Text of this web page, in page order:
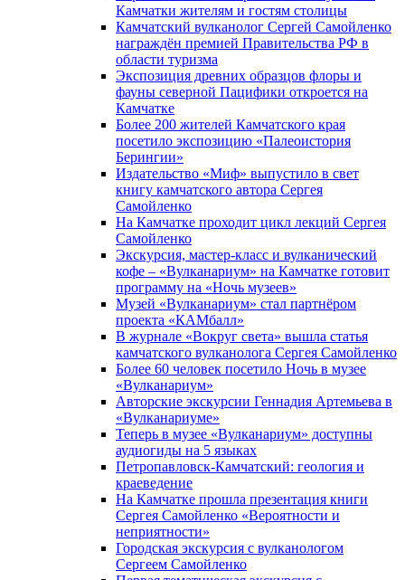
Камчатки жителям и гостям столицы
Камчатский вулканолог Сергей Самойленко
награждён премией Правительства РФ в
области туризма
Экспозиция древних образцов флоры и
фауны северной Пацифики откроется на
Камчатке
Более 200 жителей Камчатского края
посетило экспозицию «Палеоистория
Берингии»
Издательство «Миф» выпустило в свет
книгу камчатского автора Сергея
Самойленко
На Камчатке проходит цикл лекций Сергея
Самойленко
Экскурсия, мастер-класс и вулканический
кофе – «Вулканариум» на Камчатке готовит
программу на «Ночь музеев»
Музей «Вулканариум» стал партнёром
проекта «КАМбалл»
В журнале «Вокруг света» вышла статья
камчатского вулканолога Сергея Самойленко
Более 60 человек посетило Ночь в музее
«Вулканариум»
Авторские экскурсии Геннадия Артемьева в
«Вулканариуме»
Теперь в музее «Вулканариум» доступны
аудиогиды на 5 языках
Петропавловск-Камчатский: геология и
краеведение
На Камчатке прошла презентация книги
Сергея Самойленко «Вероятности и
неприятности»
Городская экскурсия с вулканологом
Сергеем Самойленко